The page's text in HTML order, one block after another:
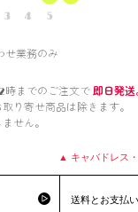
3 4 5
せ業務のみ
時までのご注文で 即日発送
り寄せ商品は除きます。
せん。
▲ キャバドレス
送料とお支払